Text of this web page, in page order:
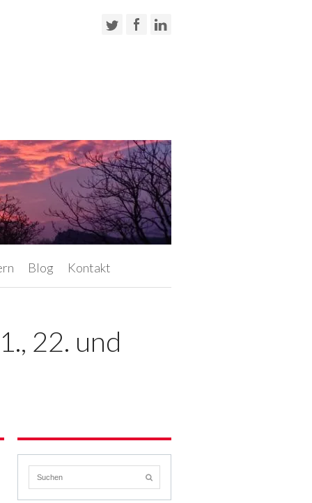
Blog Kontakt
22. und